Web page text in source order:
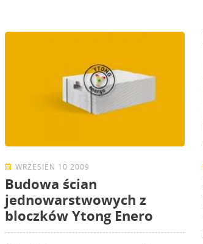
WRZESIEŃ 10 2009
Budowa ścian
jednowarstwowych z
bloczków Ytong Enero